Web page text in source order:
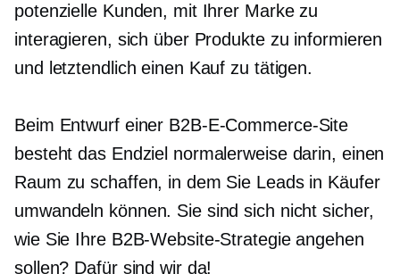
potenzielle Kunden, mit Ihrer Marke zu
interagieren, sich über Produkte zu informieren
und letztendlich einen Kauf zu tätigen.
Beim Entwurf einer B2B-E-Commerce-Site
besteht das Endziel normalerweise darin, einen
Raum zu schaffen, in dem Sie Leads in Käufer
umwandeln können. Sie sind sich nicht sicher,
wie Sie Ihre B2B-Website-Strategie angehen
sollen? Dafür sind wir da!